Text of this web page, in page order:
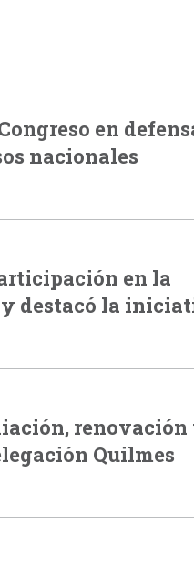
en
nacionales
en la
destacó la
renovación
Quilmes